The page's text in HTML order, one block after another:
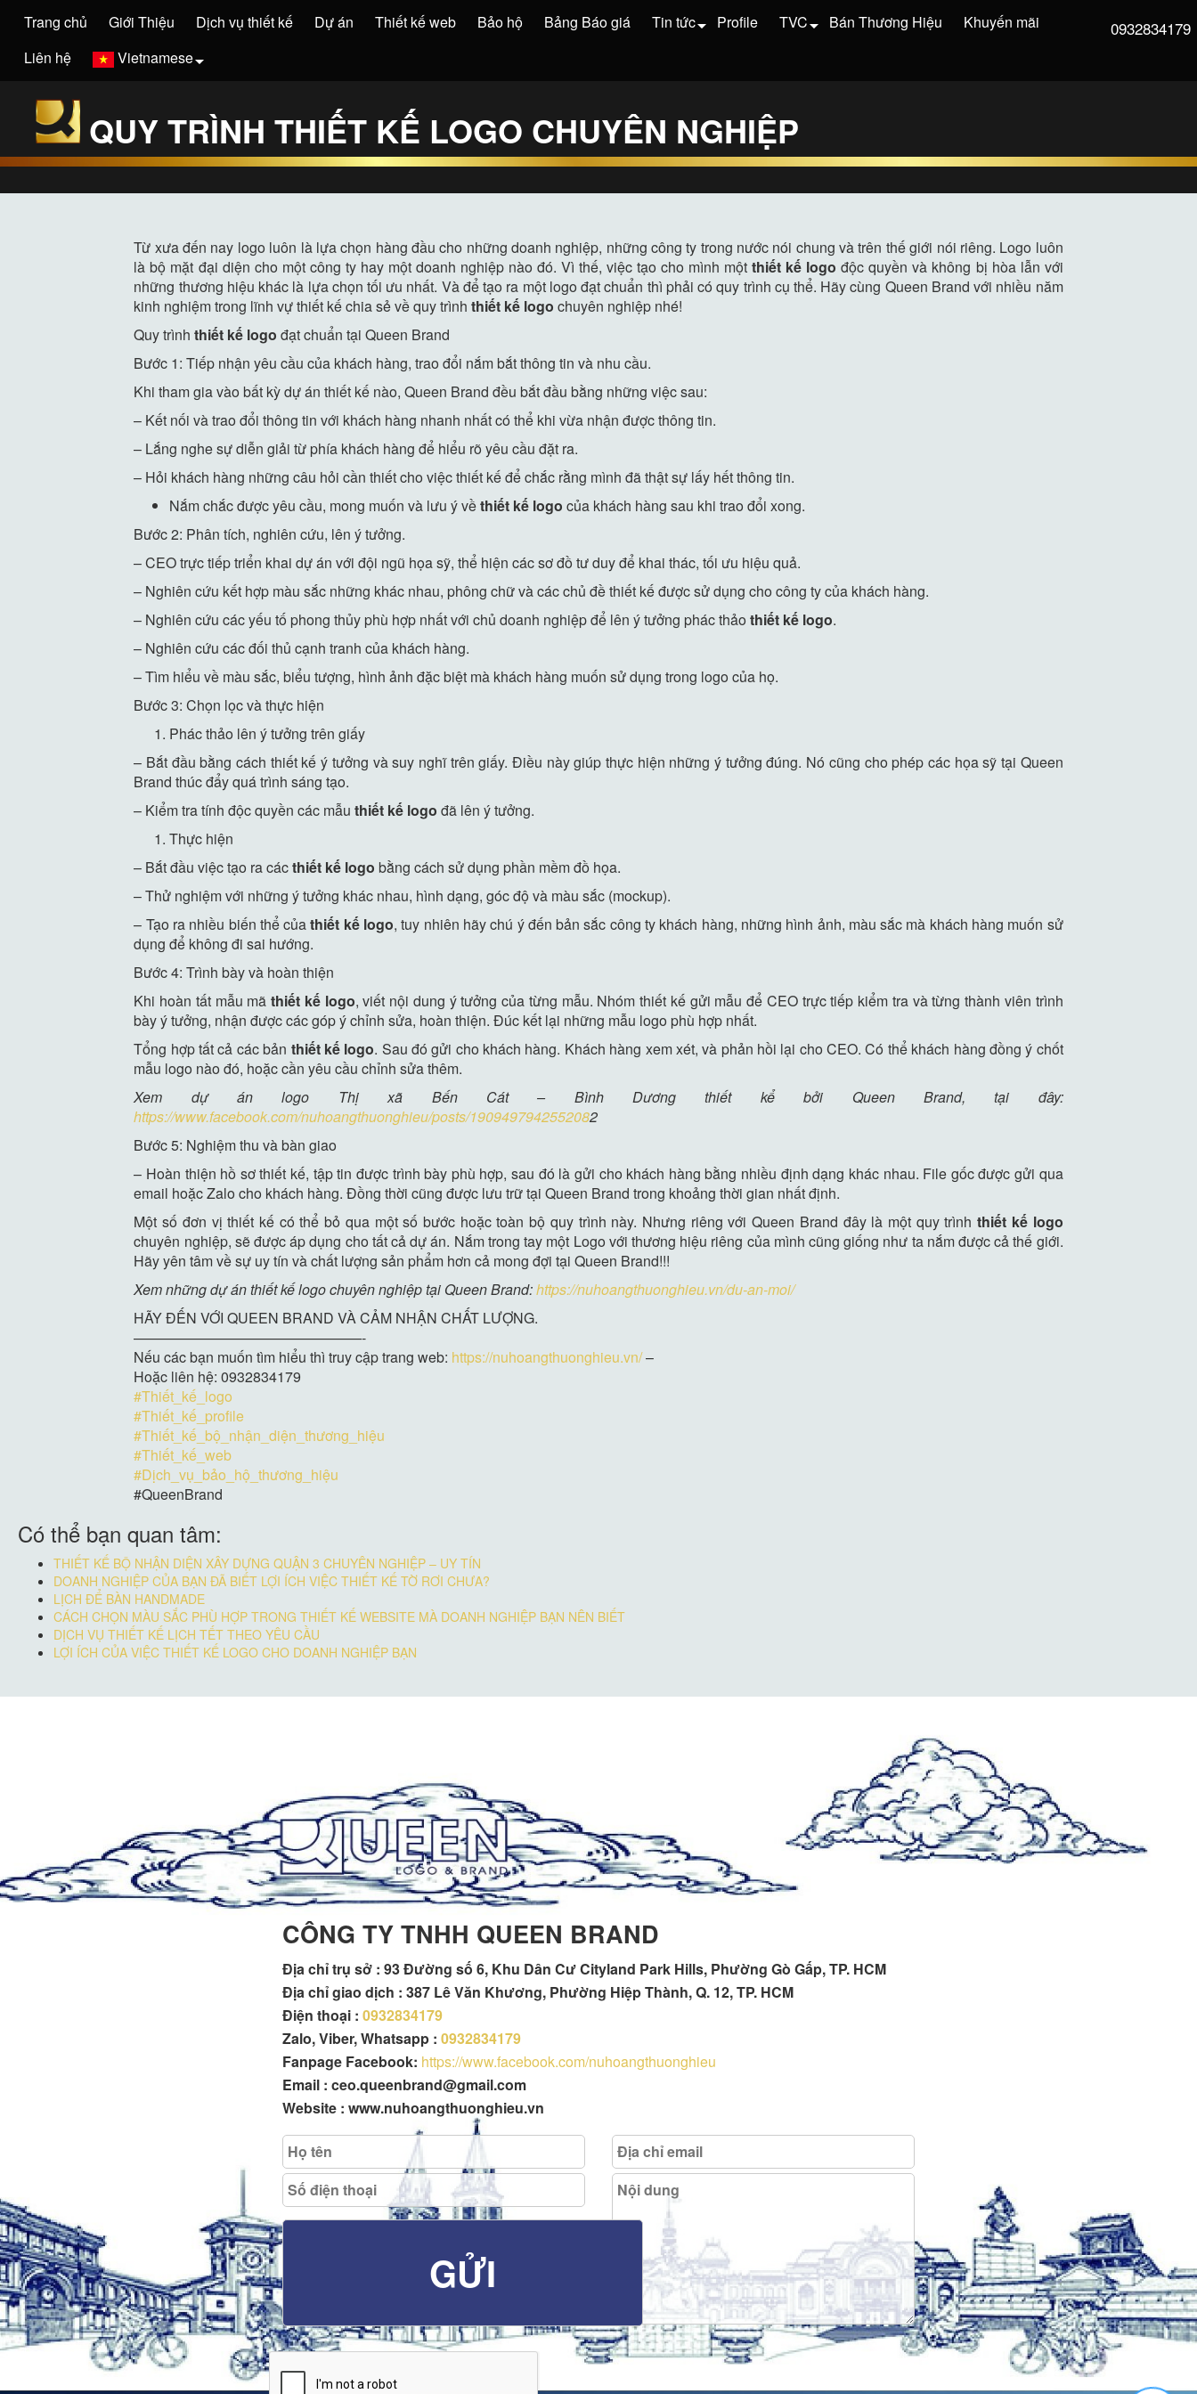
0932834179
Trang chủ Giới Thiệu Dịch vụ thiết kế Dự án Thiết kế web Bảo hộ Bảng Báo giá Tin tức Profile TVC Bán Thương Hiệu
Khuyến mãi
Liên hệ
Vietnamese
QUY TRÌNH THIẾT KẾ LOGO CHUYÊN NGHIỆP
Từ xưa đến nay logo luôn là lựa chọn hàng đầu cho những doanh nghiệp, những công ty trong nước nói chung và trên thế giới nói riêng. Logo luôn
là bộ mặt đại diện cho một công ty hay một doanh nghiệp nào đó. Vì thế, việc tạo cho mình mộtthiết kế logo độc quyền và không bị hòa lẫn với
những thương hiệu khác là lựa chọn tối ưu nhất. Và để tạo ra một logo đạt chuẩn thì phải có quy trình cụ thể. Hãy cùng Queen Brand với nhiều năm
kinh nghiệm trong lĩnh vự thiết kế chia sẻ về quy trình thiết kế logochuyên nghiệp nhé!
Quy trình thiết kế logo đạt chuẩn tại Queen Brand
Bước 1: Tiếp nhận yêu cầu của khách hàng, trao đổi nắm bắt thông tin và nhu cầu.
Khi tham gia vào bất kỳ dự án thiết kế nào, Queen Brand đều bắt đầu bằng những việc sau:
– Kết nối và trao đổi thông tin với khách hàng nhanh nhất có thể khi vừa nhận được thông tin.
– Lắng nghe sự diễn giải từ phía khách hàng để hiểu rõ yêu cầu đặt ra.
– Hỏi khách hàng những câu hỏi cần thiết cho việc thiết kế để chắc rằng mình đã thật sự lấy hết thông tin.
Nắm chắc được yêu cầu, mong muốn và lưu ý vềthiết kế logo của khách hàng sau khi trao đổi xong.
Bước 2: Phân tích, nghiên cứu, lên ý tưởng.
– CEO trực tiếp triển khai dự án với đội ngũ họa sỹ, thể hiện các sơ đồ tư duy để khai thác, tối ưu hiệu quả.
– Nghiên cứu kết hợp màu sắc những khác nhau, phông chữ và các chủ đề thiết kế được sử dụng cho công ty của khách hàng.
– Nghiên cứu các yếu tố phong thủy phù hợp nhất với chủ doanh nghiệp để lên ý tưởng phác thảothiết kế logo.
– Nghiên cứu các đối thủ cạnh tranh của khách hàng.
– Tìm hiểu về màu sắc, biểu tượng, hình ảnh đặc biệt mà khách hàng muốn sử dụng trong logo của họ.
Bước 3: Chọn lọc và thực hiện
Phác thảo lên ý tưởng trên giấy
– Bắt đầu bằng cách thiết kế ý tưởng và suy nghĩ trên giấy. Điều này giúp thực hiện những ý tưởng đúng. Nó cũng cho phép các họa sỹ tại Queen
Brand thúc đẩy quá trình sáng tạo.
– Kiểm tra tính độc quyền các mẫuthiết kế logo đã lên ý tưởng.
Thực hiện
– Bắt đầu việc tạo ra cácthiết kế logo bằng cách sử dụng phần mềm đồ họa.
– Thử nghiệm với những ý tưởng khác nhau, hình dạng, góc độ và màu sắc (mockup).
– Tạo ra nhiều biến thể củathiết kế logo, tuy nhiên hãy chú ý đến bản sắc công ty khách hàng, những hình ảnh, màu sắc mà khách hàng muốn sử
dụng để không đi sai hướng.
Bước 4: Trình bày và hoàn thiện
Khi hoàn tất mẫu mãthiết kế logo, viết nội dung ý tưởng của từng mẫu. Nhóm thiết kế gửi mẫu để CEO trực tiếp kiểm tra và từng thành viên trình
bày ý tưởng, nhận được các góp ý chỉnh sửa, hoàn thiện. Đúc kết lại những mẫu logo phù hợp nhất.
Tổng hợp tất cả các bản thiết kế logo. Sau đó gửi cho khách hàng. Khách hàng xem xét, và phản hồi lại cho CEO. Có thể khách hàng đồng ý chốt
mẫu logo nào đó, hoặc cần yêu cầu chỉnh sửa thêm.
Xem dự án logo Thị xã Bến Cát – Bình Dương thiết kể bởi Queen Brand, tại đây:
https://www.facebook.com/nuhoangthuonghieu/posts/1909497942552082
Bước 5: Nghiệm thu và bàn giao
– Hoàn thiện hồ sơ thiết kế, tập tin được trình bày phù hợp, sau đó là gửi cho khách hàng bằng nhiều định dạng khác nhau. File gốc được gửi qua
email hoặc Zalo cho khách hàng. Đồng thời cũng được lưu trữ tại Queen Brand trong khoảng thời gian nhất định.
Một số đơn vị thiết kế có thể bỏ qua một số bước hoặc toàn bộ quy trình này. Nhưng riêng với Queen Brand đây là một quy trìnhthiết kế logo
chuyên nghiệp, sẽ được áp dụng cho tất cả dự án. Nắm trong tay một Logo với thương hiệu riêng của mình cũng giống như ta nắm được cả thế giới.
Hãy yên tâm về sự uy tín và chất lượng sản phẩm hơn cả mong đợi tại Queen Brand!!!
Xem những dự án thiết kế logo chuyên nghiệp tại Queen Brand:https://nuhoangthuonghieu.vn/du-an-moi/
HÃY ĐẾN VỚI QUEEN BRAND VÀ CẢM NHẬN CHẤT LƯỢNG.
————————————————-
Nếu các bạn muốn tìm hiểu thì truy cập trang web: https://nuhoangthuonghieu.vn/–
Hoặc liên hệ: 0932834179
#Thiết_kế_logo
#Thiết_kế_profile
#Thiết_kế_bộ_nhận_diện_thương_hiệu
#Thiết_kế_web
#Dịch_vụ_bảo_hộ_thương_hiệu
#QueenBrand
Có thể bạn quan tâm:
THIẾT KẾ BỘ NHẬN DIỆN XÂY DỰNG QUẬN 3 CHUYÊN NGHIỆP – UY TÍN
DOANH NGHIỆP CỦA BẠN ĐÃ BIẾT LỢI ÍCH VIỆC THIẾT KẾ TỜ RƠI CHƯA?
LỊCH ĐỂ BÀN HANDMADE
CÁCH CHỌN MÀU SẮC PHÙ HỢP TRONG THIẾT KẾ WEBSITE MÀ DOANH NGHIỆP BẠN NÊN BIẾT
DỊCH VỤ THIẾT KẾ LỊCH TẾT THEO YÊU CẦU
LỢI ÍCH CỦA VIỆC THIẾT KẾ LOGO CHO DOANH NGHIỆP BẠN
CÔNG TY TNHH QUEEN BRAND
Địa chỉ trụ sở :93 Đường số 6, Khu Dân Cư Cityland Park Hills, Phường Gò Gấp, TP. HCM
Địa chỉ giao dịch : 387 Lê Văn Khương, Phường Hiệp Thành, Q. 12, TP. HCM
Điện thoại :0932834179
Zalo, Viber, Whatsapp :0932834179
Fanpage Facebook: https://www.facebook.com/nuhoangthuonghieu
Email : ceo.queenbrand@gmail.com
Website : www.nuhoangthuonghieu.vn